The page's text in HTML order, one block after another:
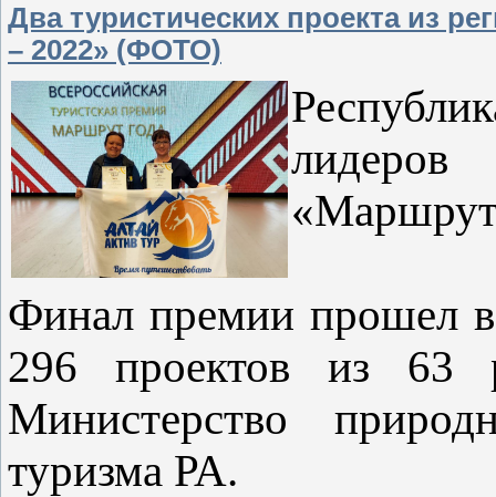
Два туристических проекта из
– 2022» (ФОТО)
«Маршрут
Финал премии прошел
296 проектов из 63
Министерство
туризма РА.